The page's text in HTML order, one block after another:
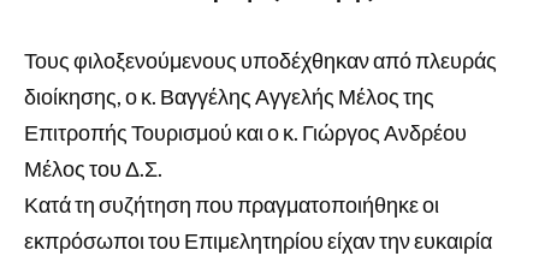
Τους φιλοξενούμενους υποδέχθηκαν από πλευράς
διοίκησης, ο κ. Βαγγέλης Αγγελής Μέλος της
Επιτροπής Τουρισμού και ο κ. Γιώργος Ανδρέου
Μέλος του Δ.Σ.
Κατά τη συζήτηση που πραγματοποιήθηκε οι
εκπρόσωποι του Επιμελητηρίου είχαν την ευκαιρία